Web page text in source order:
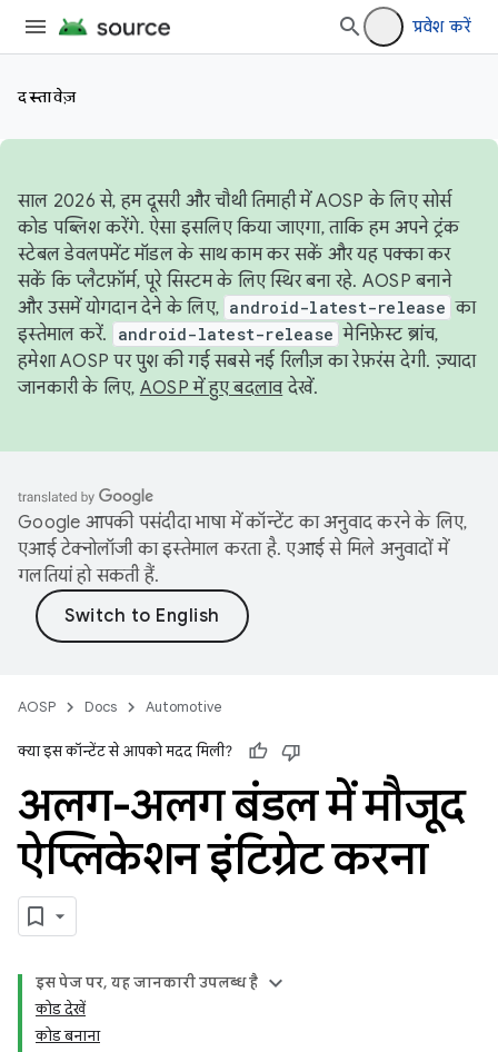
प्रवेश करें
दस्तावेज़
साल 2026 से, हम दूसरी और चौथी तिमाही में AOSP के लिए सोर्स
कोड पब्लिश करेंगे. ऐसा इसलिए किया जाएगा, ताकि हम अपने ट्रंक
स्टेबल डेवलपमेंट मॉडल के साथ काम कर सकें और यह पक्का कर
सकें कि प्लैटफ़ॉर्म, पूरे सिस्टम के लिए स्थिर बना रहे. AOSP बनाने
और उसमें योगदान देने के लिए, android-latest-release का
इस्तेमाल करें.
android-latest-release मेनिफ़ेस्ट ब्रांच,
हमेशा AOSP पर पुश की गई सबसे नई रिलीज़ का रेफ़रंस देगी. ज़्यादा
जानकारी के लिए, AOSP में हुए बदलावदेखें.
Google आपकी पसंदीदा भाषा में कॉन्टेंट का अनुवाद करने के लिए,
एआई टेक्नोलॉजी का इस्तेमाल करता है. एआई से मिले अनुवादों में
गलतियां हो सकती हैं.
AOSP Docs Automotive
क्या इस कॉन्टेंट से आपको मदद मिली?
अलग-अलग बंडल में मौजूद
ऐप्लिकेशन इंटिग्रेट करना
इस पेज पर, यह जानकारी उपलब्ध है
कोड देखें
कोड बनाना